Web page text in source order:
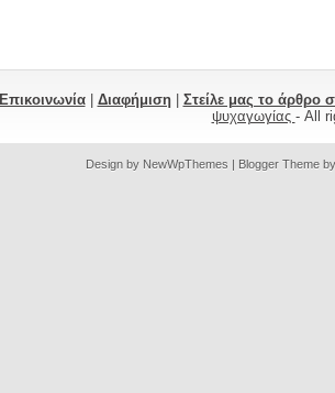
Επικοινωνία| Διαφήμιση| Στείλε μας το άρθρο
ψυχαγωγίας - All
Design by NewWpThemes | Blogger Theme